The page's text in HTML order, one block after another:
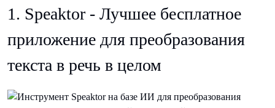
1. Speaktor - Лучшее бесплатное
приложение для преобразования
текста в речь в целом